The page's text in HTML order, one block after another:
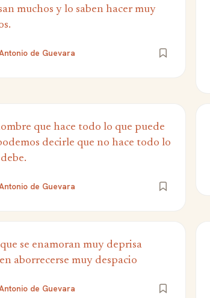
muchos y lo saben hacer muy
de Guevara
que hace todo lo que puede
decirle que no hace todo lo
de Guevara
se enamoran muy deprisa
aborrecerse muy despacio
de Guevara